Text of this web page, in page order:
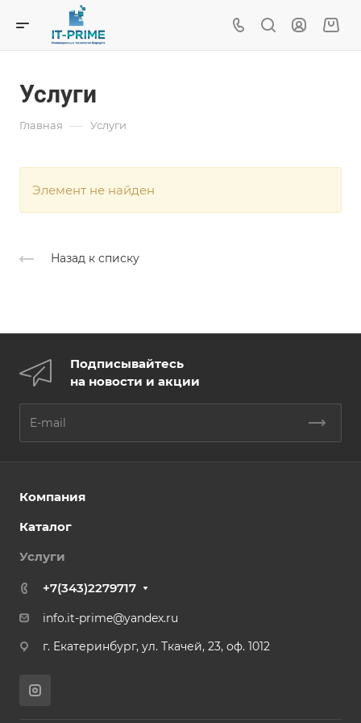
Услуги
Главная — Услуги
Элемент не найден
Назад к списку
Подписывайтесь
на новости и акции
Компания
Каталог
Услуги
+7(343)2279717
info.it-prime@yandex.ru
г. Екатеринбург, ул. Ткачей, 23, оф. 1012